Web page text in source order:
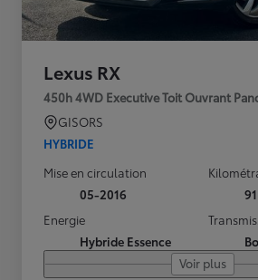
Lexus RX
450h 4WD Executive Toit Ouvrant
GISORS
HYBRIDE
Mise en circulation
05-2016
Energie
Hybride Essence
Voir plus